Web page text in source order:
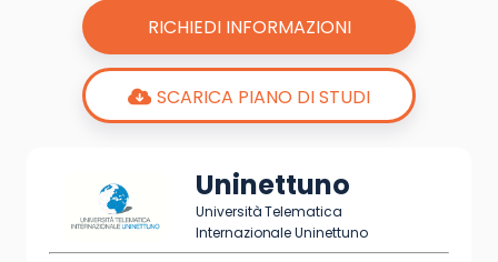
RICHIEDI INFORMAZIONI
SCARICA PIANO DI STUDI
Uninettuno
Università Telematica
Internazionale Uninettuno